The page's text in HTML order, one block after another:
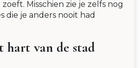
Misschien zie je zelfs nog
die je anders nooit had
hart van de stad